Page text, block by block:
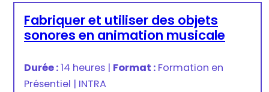
Fabriquer et utiliser des objets
sonores en animation musicale
Durée :14 heures | Format : Formation en
Présentiel | INTRA